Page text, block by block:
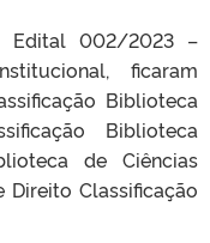
Edital 002/2023 –
ficaram
Biblioteca
Biblioteca
de Ciências
Direito Classificação